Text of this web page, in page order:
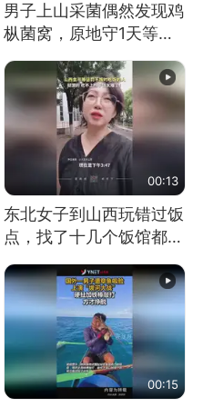
男子上山采菌偶然发现鸡
枞菌窝，原地守1天等它
00:13
东北女子到山西玩错过饭
点，找了十几个饭馆都没
00:15